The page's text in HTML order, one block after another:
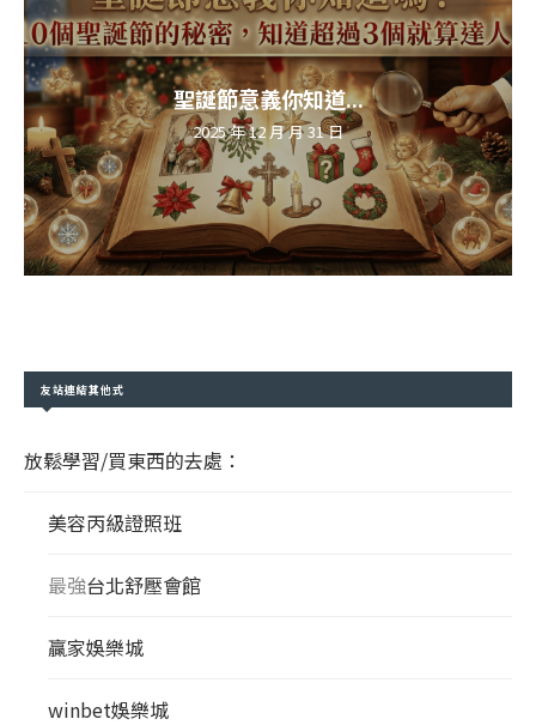
聖誕節意義你知道...
2025 年 12 月 月 31 日
友站連結其他式
放鬆學習/買東西的去處：
美容丙級證照班
最強台北舒壓會館
贏家娛樂城
winbet娛樂城